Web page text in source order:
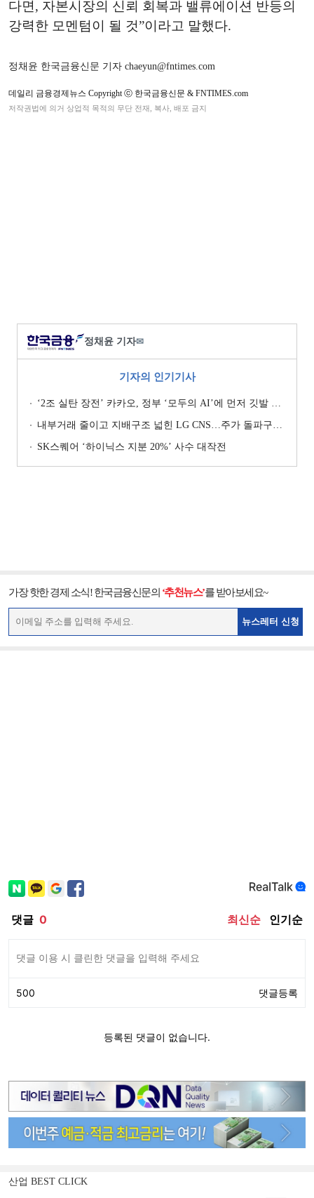
다면, 자본시장의 신뢰 회복과 밸류에이션 반등의
강력한 모멘텀이 될 것”이라고 말했다.
정채윤 한국금융신문 기자 chaeyun@fntimes.com
데일리 금융경제뉴스 Copyright ⓒ 한국금융신문 & FNTIMES.com
저작권법에 의거 상업적 목적의 무단 전재, 복사, 배포 금지
정채윤 기자✉
기자의 인기기사
‘2조 실탄 장전’ 카카오, 정부 ‘모두의 AI’에 먼저 깃발 꽂은 셈법
내부거래 줄이고 지배구조 넓힌 LG CNS…주가 돌파구는 ‘RX’ [기업지배구조 보고서]
SK스퀘어 ‘하이닉스 지분 20%’ 사수 대작전
가장 핫한 경제 소식! 한국금융신문의 ‘추천뉴스’를 받아보세요~
뉴스레터 신청
산업 BEST CLICK